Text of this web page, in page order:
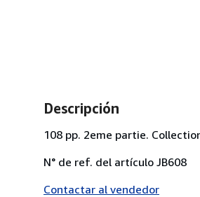
Descripción
108 pp. 2eme partie.
N° de ref. del artículo JB608
Contactar al vendedor